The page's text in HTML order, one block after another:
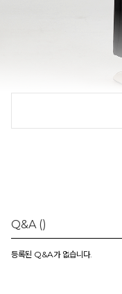
Q&A ()
등록된 Q&A가 없습니다.